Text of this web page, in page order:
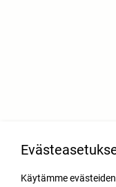
Käytämme